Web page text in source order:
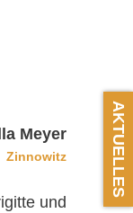
Meyer
Zinnowitz
und
AKTUELLES